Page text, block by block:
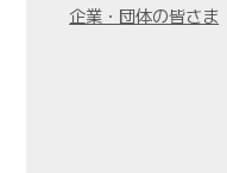
企業・団体の皆さま